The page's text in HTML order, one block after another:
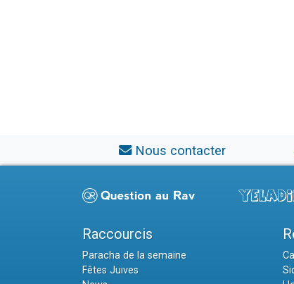
Nous contacter
Raccourcis
Paracha de la semaine
Fêtes Juives